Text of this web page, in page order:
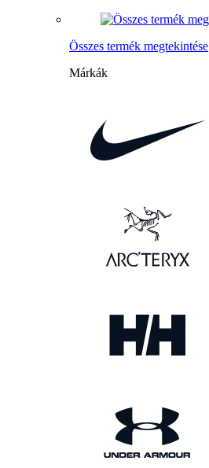
Összes termék megtekintése
Márkák